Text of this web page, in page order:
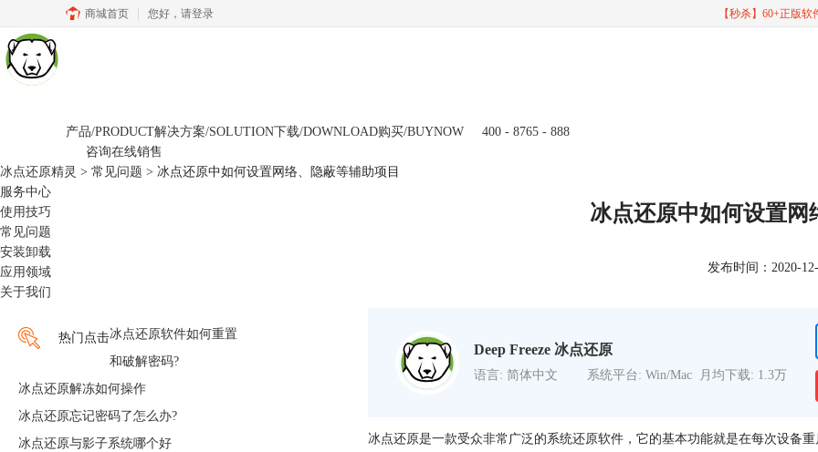
商城首页 您好， 请登录 【秒杀】60+正版
产品/PRODUCT解决方案/SOLUTION下载/DOWNLOAD购买/BUYNOW
400 - 8765 - 888
咨询在线销售
冰点还原精灵 > 常见问题 > 冰点还原中如何设置网络、隐蔽等辅助项目
服务中心
使用技巧
常见问题
安装卸载
应用领域
关于我们
热门点击冰点还原软件如何重置
和破解密码?
冰点还原解冻如何操作
冰点还原忘记密码了怎么办?
冰点还原与影子系统哪个好
冰点还原中如何设置网
发布时间：2020-
Deep Freeze 冰点还原
语言: 简体中文 系统平台: Win/Mac 月均下载: 1.3万
冰点还原是一款受众非常广泛的系统还原软件，它的基本功能就是在每次设备